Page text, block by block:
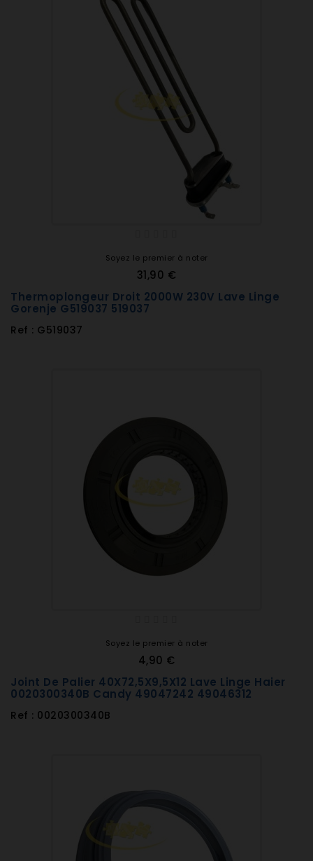
Soyez le premier à noter
31,90 €
Thermoplongeur Droit 2000W 230V Lave Linge
Gorenje G519037 519037
Ref : G519037
Soyez le premier à noter
4,90 €
Joint De Palier 40X72,5X9,5X12 Lave Linge Haier
0020300340B Candy 49047242 49046312
Ref : 0020300340B